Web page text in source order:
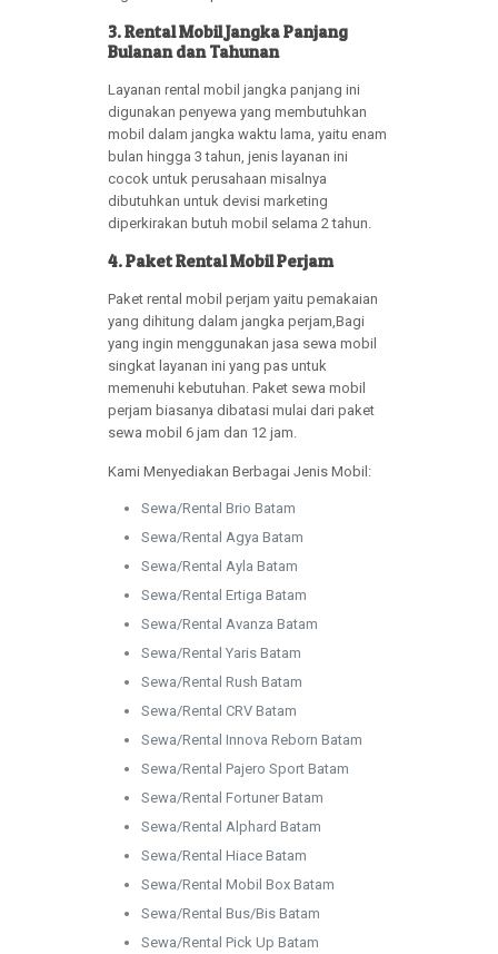
3. Rental Mobil Jangka Panjang
Bulanan dan Tahunan
Layanan rental mobil jangka panjang ini
digunakan penyewa yang membutuhkan
mobil dalam jangka waktu lama, yaitu enam
bulan hingga 3 tahun, jenis layanan ini
cocok untuk perusahaan misalnya
dibutuhkan untuk devisi marketing
diperkirakan butuh mobil selama 2 tahun.
4. Paket Rental Mobil Perjam
Paket rental mobil perjam yaitu pemakaian
yang dihitung dalam jangka perjam,Bagi
yang ingin menggunakan jasa sewa mobil
singkat layanan ini yang pas untuk
memenuhi kebutuhan. Paket sewa mobil
perjam biasanya dibatasi mulai dari paket
sewa mobil 6 jam dan 12 jam.
Kami Menyediakan Berbagai Jenis Mobil:
Sewa/Rental Brio Batam
Sewa/Rental Agya Batam
Sewa/Rental Ayla Batam
Sewa/Rental Ertiga Batam
Sewa/Rental Avanza Batam
Sewa/Rental Yaris Batam
Sewa/Rental Rush Batam
Sewa/Rental CRV Batam
Sewa/Rental Innova Reborn Batam
Sewa/Rental Pajero Sport Batam
Sewa/Rental Fortuner Batam
Sewa/Rental Alphard Batam
Sewa/Rental Hiace Batam
Sewa/Rental Mobil Box Batam
Sewa/Rental Bus/Bis Batam
Sewa/Rental Pick Up Batam